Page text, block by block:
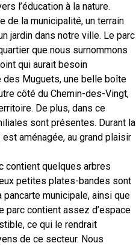
l’éducation à la nature.
de la municipalité, un terrain
jardin dans notre ville. Le parc
que nous surnommons
qui aurait besoin
des Muguets, une belle boîte
côté du Chemin-des-Vingt,
De plus, dans ce
sont présentes. Durant la
aménagée, au grand plaisir
contient quelques arbres
petites plates-bandes sont
municipale, ainsi que
parc contient assez d’espace
ce qui le rendrait
de ce secteur. Nous